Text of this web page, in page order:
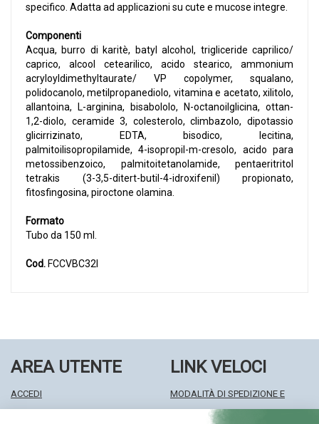
specifico. Adatta ad applicazioni su cute e mucose integre.
Componenti
Acqua, burro di karitè, batyl alcohol, trigliceride caprilico/
caprico, alcool cetearilico, acido stearico, ammonium
acryloyldimethyltaurate/ VP copolymer, squalano,
polidocanolo, metilpropanediolo, vitamina e acetato, xilitolo,
allantoina, L-arginina, bisabololo, N-octanoilglicina, ottan-
1,2-diolo, ceramide 3, colesterolo, climbazolo, dipotassio
glicirrizinato, EDTA, bisodico, lecitina,
palmitoilisopropilamide, 4-isopropil-m-cresolo, acido para
metossibenzoico, palmitoitetanolamide, pentaeritritol
tetrakis (3-3,5-ditert-butil-4-idroxifenil) propionato,
fitosfingosina, piroctone olamina.
Formato
Tubo da 150 ml.
Cod. FCCVBC32I
AREA UTENTE
ACCEDI
LINK VELOCI
MODALITÀ DI SPEDIZIONE E